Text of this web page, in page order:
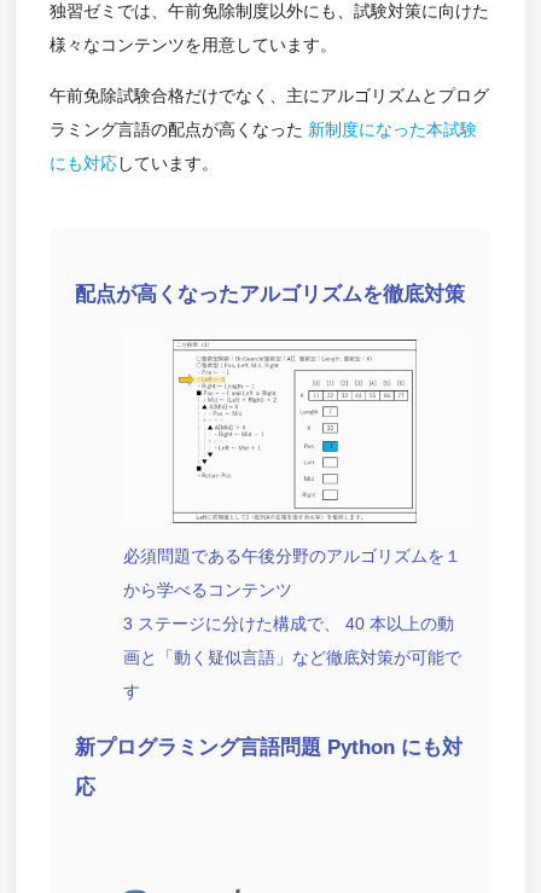
独習ゼミでは、午前免除制度以外にも、試験対策に向けた
様々なコンテンツを用意しています。
午前免除試験合格だけでなく、主にアルゴリズムとプログ
ラミング言語の配点が高くなった 新制度になった本試験
にも対応しています。
配点が高くなったアルゴリズムを徹底対策
必須問題である午後分野のアルゴリズムを１
から学べるコンテンツ
3 ステージに分けた構成で、 40 本以上の動
画と「動く疑似言語」など徹底対策が可能で
す
新プログラミング言語問題 Python にも対
応